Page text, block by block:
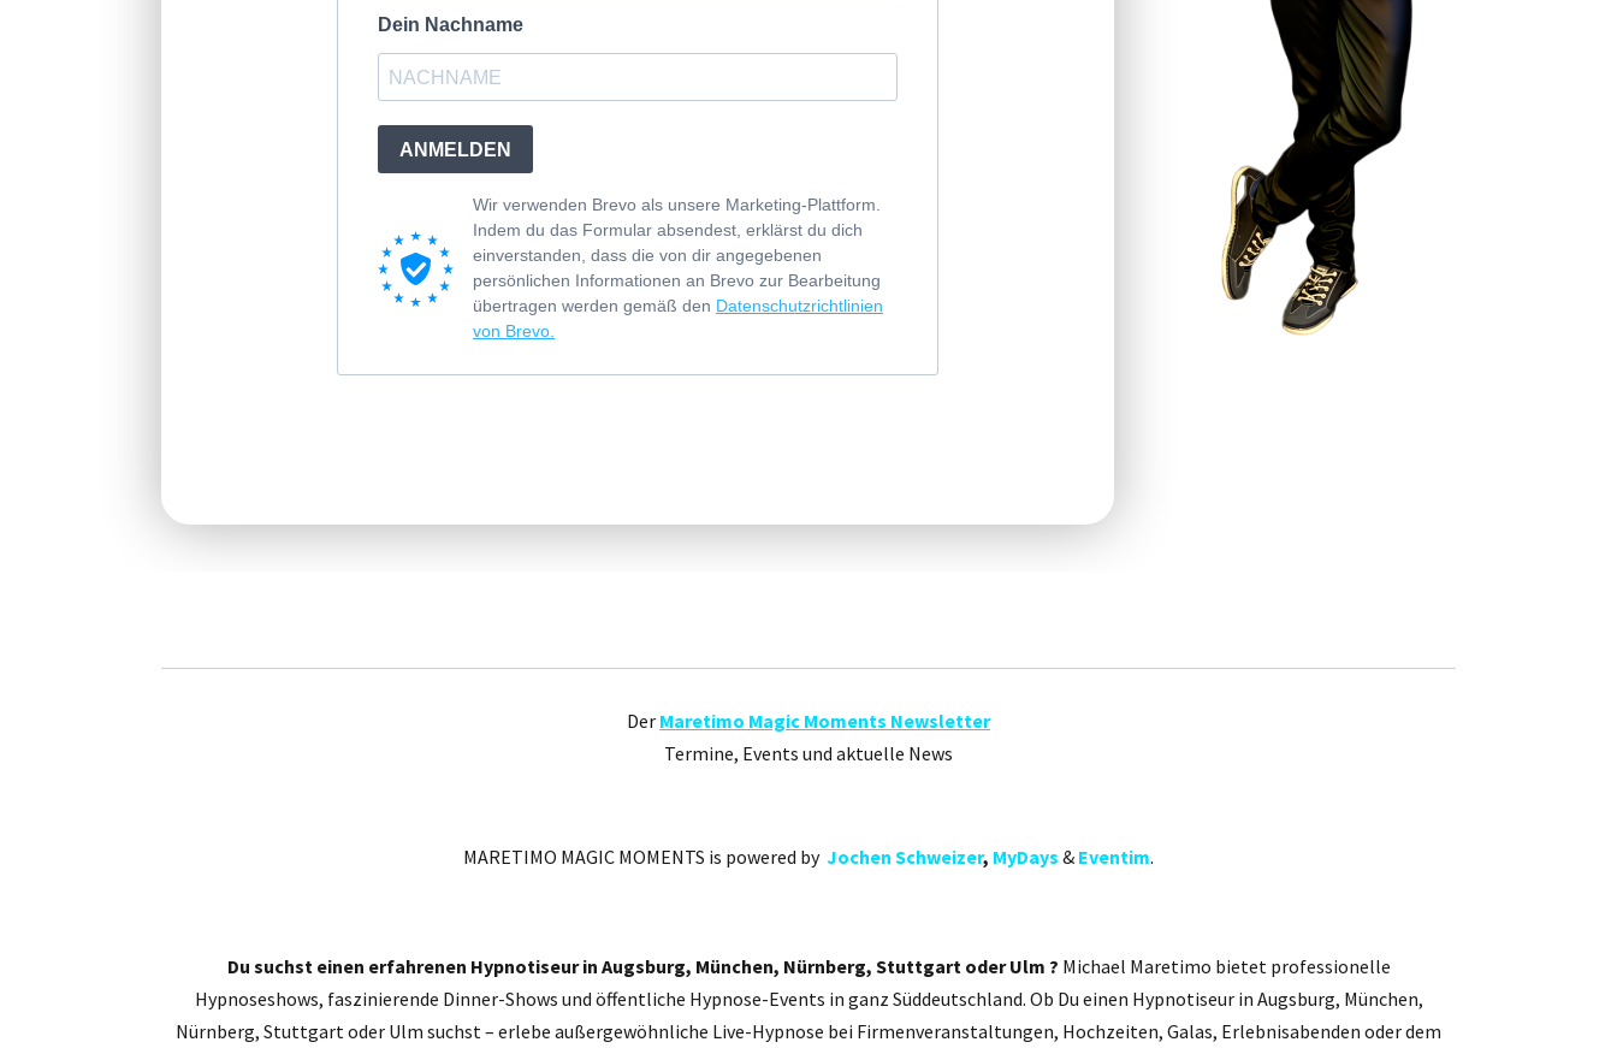
Der Maretimo Magic Moments Newsletter
Termine, Events und aktuelle News
MARETIMO MAGIC MOMENTS is powered by Jochen Schweizer, MyDays & Eventim.
Du suchst einen erfahrenen Hypnotiseur in Augsburg, München, Nürnberg, Stuttgart oder Ulm ? Michael Maretimo bietet professionelle
Hypnoseshows, faszinierende Dinner-Shows und öffentliche Hypnose-Events in ganz Süddeutschland. Ob Du einen Hypnotiseur in Augsburg, München,
Nürnberg, Stuttgart oder Ulm suchst – erlebe außergewöhnliche Live-Hypnose bei Firmenveranstaltungen, Hochzeiten, Galas, Erlebnisabenden oder dem